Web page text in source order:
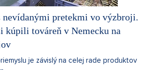
nevídanými pretekmi vo výzbroji.
kúpili továreň v Nemecku na
je závislý na celej rade produktov